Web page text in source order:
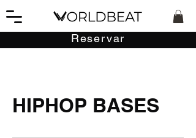
Reservar
HIPHOP BASES